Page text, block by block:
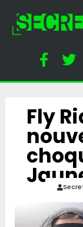
Fly